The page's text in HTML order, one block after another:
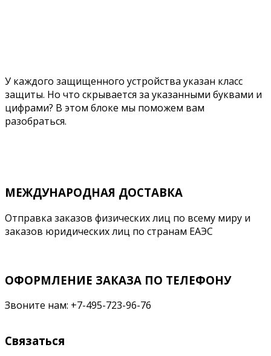
У каждого защищенного устройства указан класс
защиты. Но что скрывается за указанными буквами и
цифрами? В этом блоке мы поможем вам
разобраться.
МЕЖДУНАРОДНАЯ ДОСТАВКА
Отправка заказов физических лиц по всему миру и
заказов юридических лиц по странам ЕАЭС
ОФОРМЛЕНИЕ ЗАКАЗА ПО ТЕЛЕФОНУ
Звоните нам: +7-495-723-96-76
Связаться